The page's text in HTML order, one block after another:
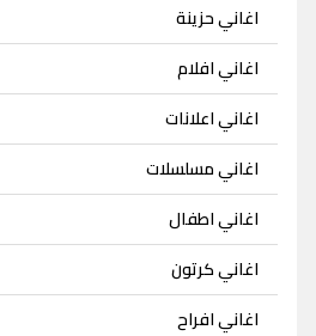
اغاني حزينة
اغاني افلام
اغاني اعلانات
اغاني مسلسلات
اغاني اطفال
اغاني كرتون
اغاني افراح